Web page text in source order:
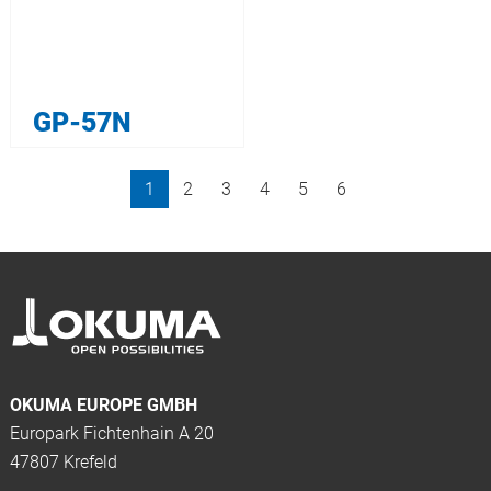
GP-57N
1 2 3 4 5 6
OKUMA EUROPE GMBH
Europark Fichtenhain A 20
47807 Krefeld